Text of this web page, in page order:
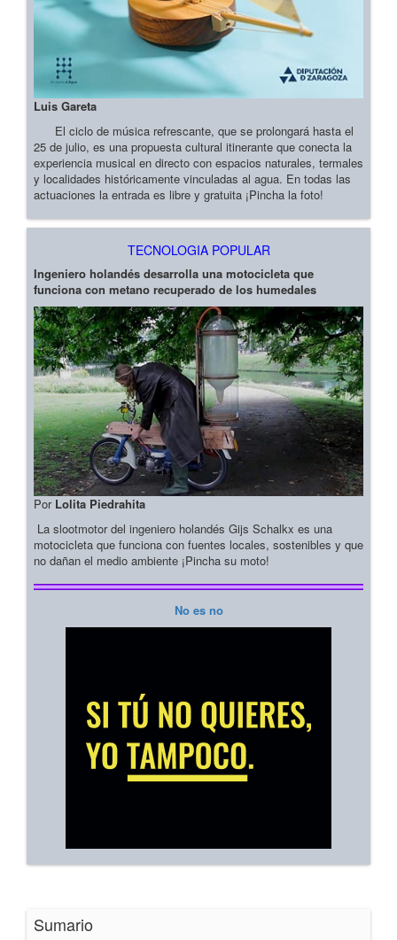
Luis Gareta
El ciclo de música refrescante, que se prolongará hasta el
25 de julio, es una propuesta cultural itinerante que conecta la
experiencia musical en directo con espacios naturales, termales
y localidades históricamente vinculadas al agua. En todas las
actuaciones la entrada es libre y gratuita ¡Pincha la foto!
TECNOLOGIA POPULAR
Ingeniero holandés desarrolla una motocicleta que
funciona con metano recuperado de los humedales
Por Lolita Piedrahita
La slootmotor del ingeniero holandés Gijs Schalkx es una
motocicleta que funciona con fuentes locales, sostenibles y que
no dañan el medio ambiente ¡Pincha su moto!
No es no
Sumario